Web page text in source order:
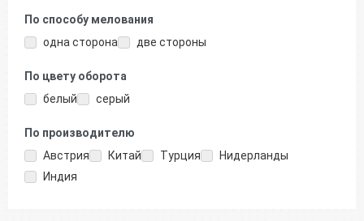
По способу мелования
одна сторона
две стороны
По цвету оборота
белый
серый
По производителю
Австрия
Китай Турция
Нидерланды
Индия